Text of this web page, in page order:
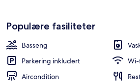
Populære fasiliteter
Basseng
Parkering inkludert
Aircondition